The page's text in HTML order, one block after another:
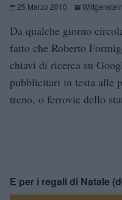
25 Marzo 2010 Wittgenstein
Da qualche giorno
fatto che Roberto
chiavi di ricerca su
pubblicitari in testa alle
treno, o ferrovie dello
E per i regali di Natale